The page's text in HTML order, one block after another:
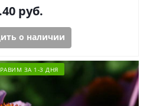
руб.
о наличии
ЗА 1-3 ДНЯ